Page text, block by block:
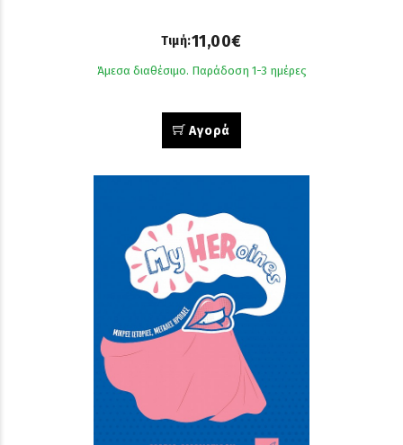
Τιμή:11,00€
Άμεσα διαθέσιμο. Παράδοση 1-3 ημέρες
Αγορά